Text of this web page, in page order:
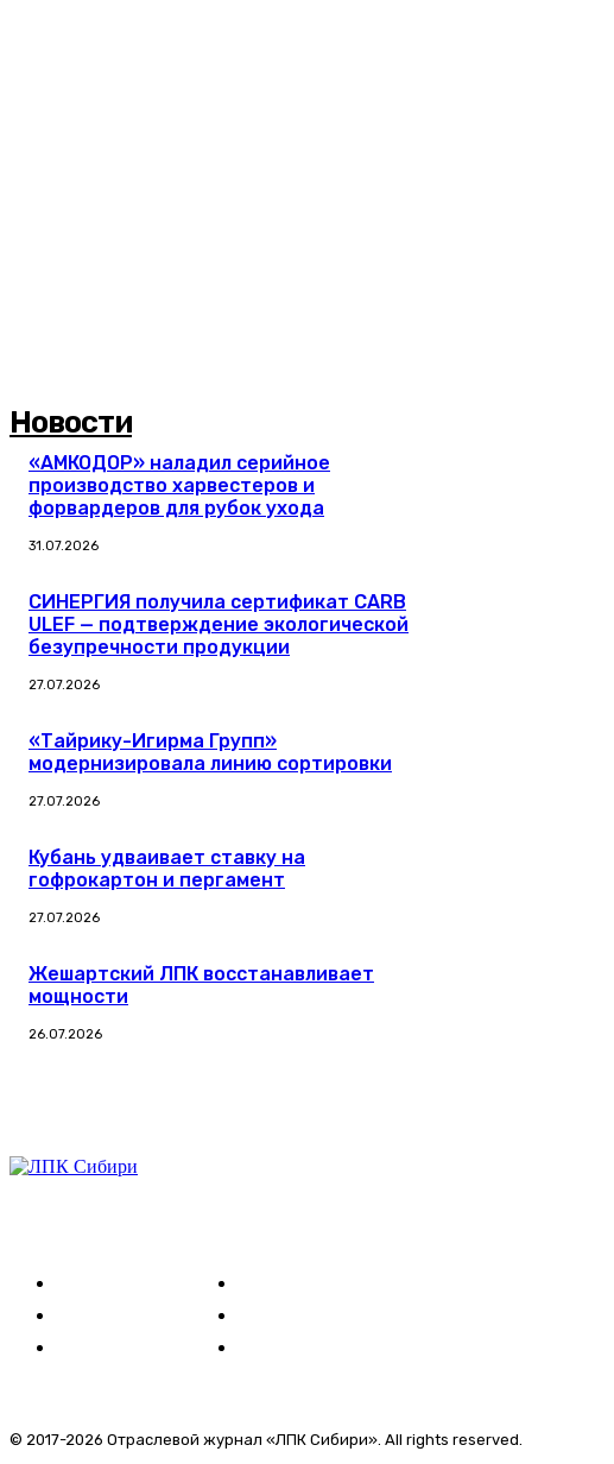
Новости
«АМКОДОР» наладил серийное
производство харвестеров и
форвардеров для рубок ухода
31.07.2026
СИНЕРГИЯ получила сертификат CARB
ULEF — подтверждение экологической
безупречности продукции
27.07.2026
«Тайрику-Игирма Групп»
модернизировала линию сортировки
27.07.2026
Кубань удваивает ставку на
гофрокартон и пергамент
27.07.2026
Жешартский ЛПК восстанавливает
мощности
26.07.2026
© 2017-2026 Отраслевой журнал «ЛПК Сибири». All rights reserved.